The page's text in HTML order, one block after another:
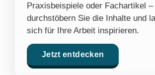
Praxisbeispiele oder Fachartikel –
durchstöbern Sie die Inhalte und
sich für Ihre Arbeit inspirieren.
Jetzt entdecken